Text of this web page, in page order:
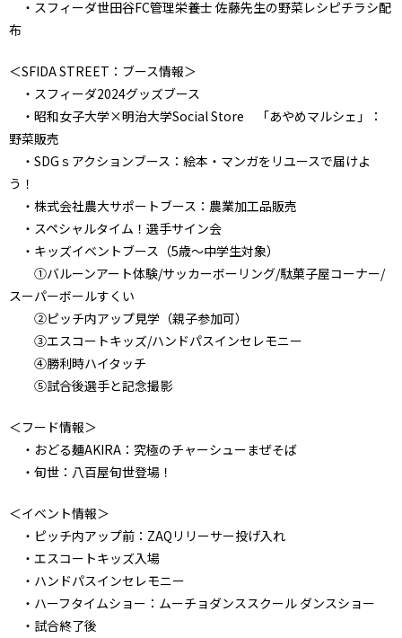
・スフィーダ世田谷FC管理栄養士 佐藤先生の野菜レシピチラシ配
布
＜SFIDA STREET：ブース情報＞
・スフィーダ2024グッズブース
・昭和女子大学×明治大学Social Store 「あやめマルシェ」：
野菜販売
・SDGｓアクションブース：絵本・マンガをリユースで届けよ
う！
・株式会社農大サポートブース：農業加工品販売
・スペシャルタイム！選手サイン会
・キッズイベントブース（5歳～中学生対象）
①バルーンアート体験/サッカーボーリング/駄菓子屋コーナー/
スーパーボールすくい
②ピッチ内アップ見学（親子参加可）
③エスコートキッズ/ハンドパスインセレモニー
④勝利時ハイタッチ
⑤試合後選手と記念撮影
＜フード情報＞
・おどる麺AKIRA：究極のチャーシューまぜそば
・旬世：八百屋旬世登場！
＜イベント情報＞
・ピッチ内アップ前：ZAQリリーサー投げ入れ
・エスコートキッズ入場
・ハンドパスインセレモニー
・ハーフタイムショー：ムーチョダンススクール ダンスショー
・試合終了後